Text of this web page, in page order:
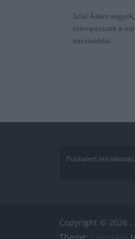
Szia! Ádám
csempésszek a
barátaiddal.
Pushalert leíratkozás
Copyright © 2026 .